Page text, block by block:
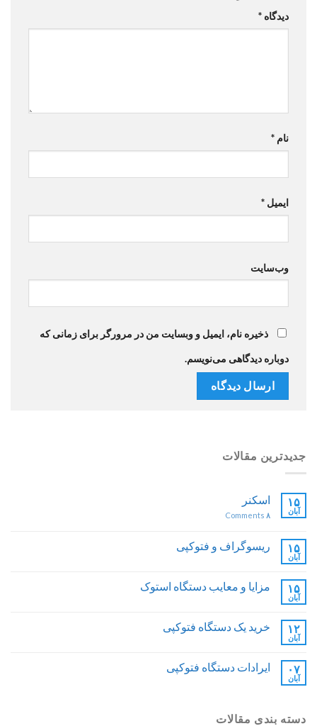
جدیدترین مقالات
۱۵
آبان
اسکنر
۸
۱۵
آبان
ریسوگراف و فتوکپی
۱۵
آبان
مزایا و معایب دستگاه استوک
۱۲
آبان
خرید یک دستگاه فتوکپی
۰۷
آبان
ایرادات دستگاه فتوکپی
دسته بندی مقالات
دیدگاه *
نام *
ایمیل *
وب‌سایت
ذخیره نام، ایمیل و وبسایت من در مرورگر برای زمانی که
دوباره دیدگاهی می‌نویسم.